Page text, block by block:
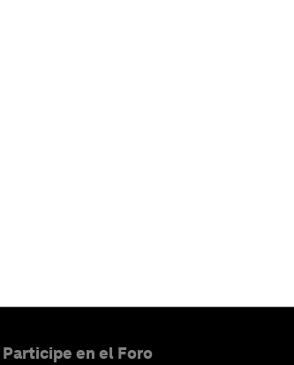
Participe en el Foro